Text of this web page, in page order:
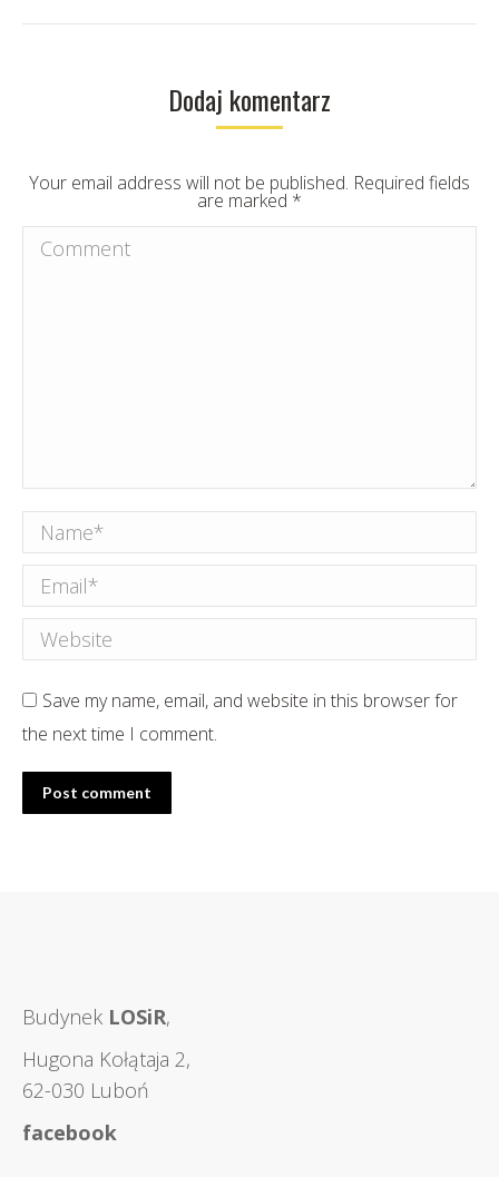
Dodaj komentarz
Your email address will not be published. Required fields
are marked *
Comment
Name *
Email *
Website
Save my name, email, and website in this browser for
the next time I comment.
Post comment
Budynek LOSiR,
Hugona Kołątaja 2,
62-030 Luboń
facebook